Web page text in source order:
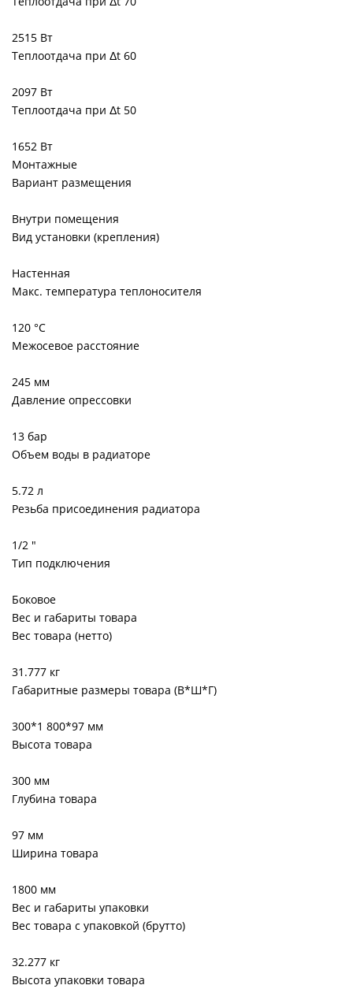
2515 Вт
Теплоотдача при Δt 60
2097 Вт
Теплоотдача при Δt 50
1652 Вт
Монтажные
Вариант размещения
Внутри помещения
Вид установки (крепления)
Настенная
Макс. температура теплоносителя
120 °С
Межосевое расстояние
245 мм
Давление опрессовки
13 бар
Объем воды в радиаторе
5.72 л
Резьба присоединения радиатора
1/2 "
Тип подключения
Боковое
Вес и габариты товара
Вес товара (нетто)
31.777 кг
Габаритные размеры товара (В*Ш*Г)
300*1 800*97 мм
Высота товара
300 мм
Глубина товара
97 мм
Ширина товара
1800 мм
Вес и габариты упаковки
Вес товара с упаковкой (брутто)
32.277 кг
Высота упаковки товара